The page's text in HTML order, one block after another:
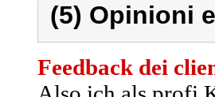
(5) Opinioni
Feedback dei